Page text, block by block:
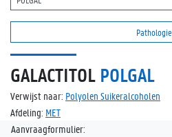
Pathologie
GALACTITOL POLGAL
Verwijst naar: Polyolen Suikeralcoholen
Afdeling: MET
Aanvraagformulier: